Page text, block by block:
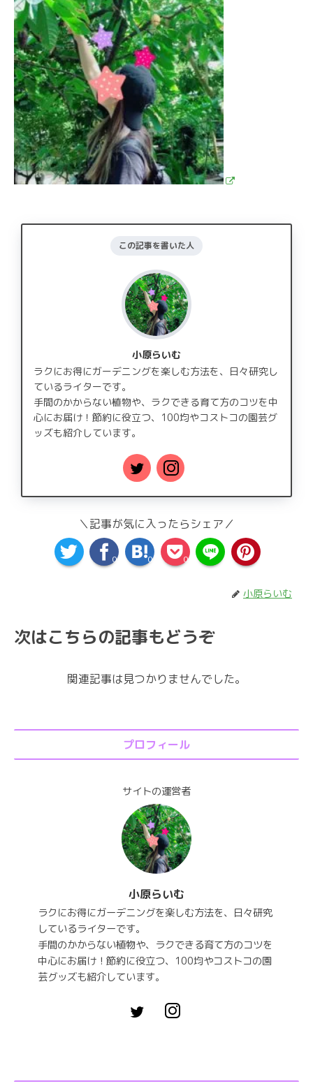
この記事を書いた人
小原らいむ
ラクにお得にガーデニングを楽しむ方法を、日々研究し
ているライターです。
手間のかからない植物や、ラクできる育て方のコツを中
心にお届け！節約に役立つ、100均やコストコの園芸グ
ッズも紹介しています。
＼記事が気に入ったらシェア／
0 0 0
小原らいむ
次はこちらの記事もどうぞ
関連記事は見つかりませんでした。
プロフィール
サイトの運営者
小原らいむ
ラクにお得にガーデニングを楽しむ方法を、日々研究
しているライターです。
手間のかからない植物や、ラクできる育て方のコツを
中心にお届け！節約に役立つ、100均やコストコの園
芸グッズも紹介しています。